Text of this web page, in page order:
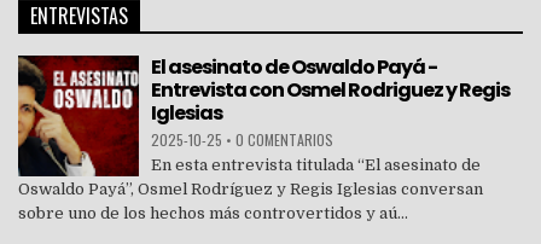
ENTREVISTAS
El asesinato de Oswaldo Payá -
Entrevista con Osmel Rodriguez y Regis
Iglesias
2025-10-25 • 0 COMENTARIOS
En esta entrevista titulada “El asesinato de
Oswaldo Payá”, Osmel Rodríguez y Regis Iglesias conversan
sobre uno de los hechos más controvertidos y aú...